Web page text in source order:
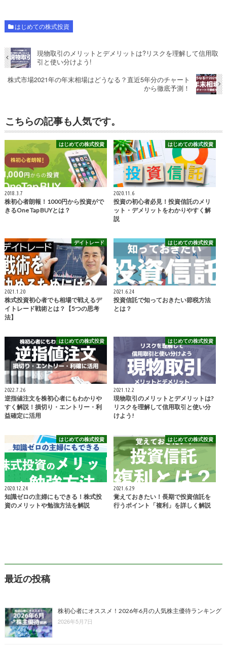
はじめての株式投資
現物取引のメリットとデメリットは?リスクを理解して信用取
引と使い分けよう!
株式市場2021年の年末相場はどうなる？直近5年分のチャート
から徹底予測！
こちらの記事も人気です。
はじめての株式投資
2018.3.7
株初心者朗報！1000円から投資がで
きるOne Tap BUYとは？
はじめての株式投資
2020.11.6
投資の初心者必見！投資信託のメリ
ット・デメリットをわかりやすく解
説
デイトレード
2021.1.20
株式投資初心者でも相場で戦えるデ
イトレード戦術とは？【5つの思考
法】
はじめての株式投資
2021.6.24
投資信託で知っておきたい節税方法
とは？
はじめての株式投資
2022.7.26
逆指値注文を株初心者にもわかりや
すく解説！損切り・エントリー・利
益確定に活用
はじめての株式投資
2021.12.2
現物取引のメリットとデメリットは?
リスクを理解して信用取引と使い分
けよう!
はじめての株式投資
2020.12.24
知識ゼロの主婦にもできる！株式投
資のメリットや勉強方法を解説
はじめての株式投資
2021.6.29
覚えておきたい！長期で投資信託を
行うポイント「複利」を詳しく解説
最近の投稿
株初心者にオススメ！2026年6月の人気株主優待ランキング
2026年5月7日